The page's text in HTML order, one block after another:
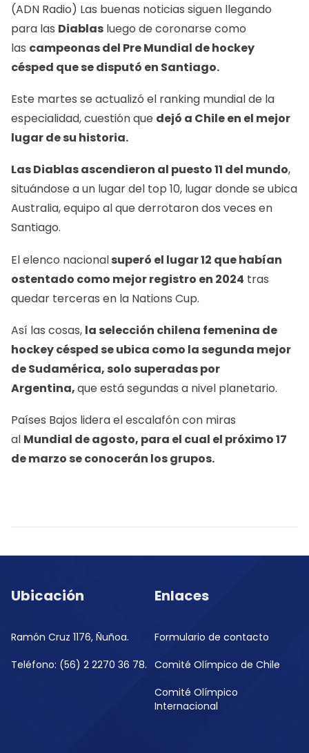
(ADN Radio) Las buenas noticias siguen llegando
para las Diablas luego de coronarse como
las campeonas del Pre Mundial de hockey
césped que se disputó en Santiago.
Este martes se actualizó el ranking mundial de la
especialidad, cuestión que dejó a Chile en el mejor
lugar de su historia.
Las Diablas ascendieron al puesto 11 del mundo,
situándose a un lugar del top 10, lugar donde se ubica
Australia, equipo al que derrotaron dos veces en
Santiago.
El elenco nacionalsuperó el lugar 12 que habían
ostentado como mejor registro en 2024 tras
quedar terceras en la Nations Cup.
Así las cosas, la selección chilena femenina de
hockey césped se ubica como la segunda mejor
de Sudamérica, solo superadas por
Argentina,que está segundas a nivel planetario.
Países Bajos lidera el escalafón con miras
al Mundial de agosto, para el cual el próximo 17
de marzo se conocerán los grupos.
Ubicación
Ramón Cruz 1176, Ñuñoa.
Teléfono: (56) 2 2270 36 78.
Enlaces
Formulario de contacto
Comité Olímpico de Chile
Comité Olímpico
Internacional